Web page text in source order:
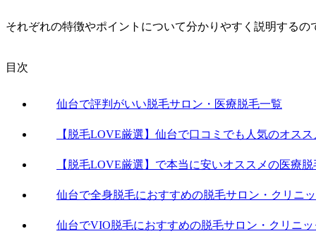
それぞれの特徴やポイントについて分かりやすく説明する
目次
仙台で評判がいい脱毛サロン・医療脱毛一覧
【脱毛LOVE厳選】仙台で口コミでも人気のオス
【脱毛LOVE厳選】で本当に安いオススメの医療
仙台で全身脱毛におすすめの脱毛サロン・クリニ
仙台でVIO脱毛におすすめの脱毛サロン・クリニッ